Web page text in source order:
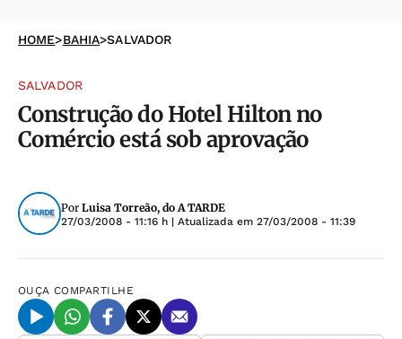
HOME>BAHIA>SALVADOR
SALVADOR
Construção do Hotel Hilton no
Comércio está sob aprovação
Por Luisa Torreão, do A TARDE
27/03/2008 - 11:16 h | Atualizada em 27/03/2008 - 11:39
OUÇA COMPARTILHE